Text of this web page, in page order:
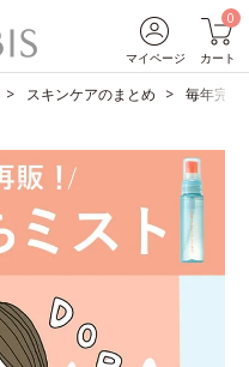
マイページ
0
カート
スキンケアのまとめ 毎年完売